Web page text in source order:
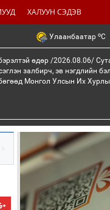
ХАЛУУН СЭДЭВ
Улаанбаатар oC
өдөр /2026.08.06/
залбирч, эв нэгдлийн
Монгол Улсын Их